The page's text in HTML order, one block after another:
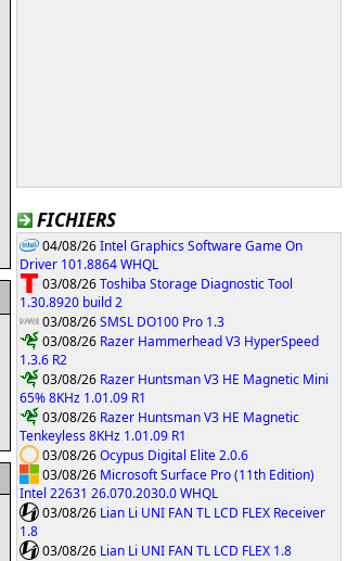
FICHIERS
04/08/26Intel Graphics Software Game On
Driver 101.8864 WHQL
03/08/26Toshiba Storage Diagnostic Tool
1.30.8920 build 2
03/08/26SMSL DO100 Pro 1.3
03/08/26 Razer Hammerhead V3 HyperSpeed
1.3.6 R2
03/08/26 Razer Huntsman V3 HE Magnetic Mini
65% 8KHz 1.01.09 R1
03/08/26 Razer Huntsman V3 HE Magnetic
Tenkeyless 8KHz 1.01.09 R1
03/08/26Ocypus Digital Elite 2.0.6
03/08/26 Microsoft Surface Pro (11th Edition)
Intel 22631 26.070.2030.0 WHQL
03/08/26 Lian Li UNI FAN TL LCD FLEX Receiver
1.8
03/08/26 Lian Li UNI FAN TL LCD FLEX 1.8